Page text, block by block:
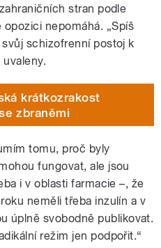
stran podle
nepomáhá. „Spíš
schizofrenní postoj k
krátkozrakost
zbraněmi
tomu, proč byly
fungovat, ale jsou
i v oblasti farmacie –, že
neměli třeba inzulín a v
úplně svobodně publikovat.
režim jen podpořit.“